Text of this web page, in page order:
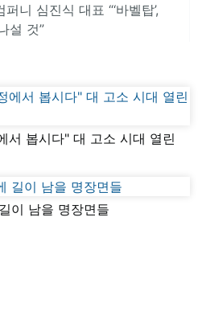
니 심진식 대표 “‘바벨탑’,
설 것”
서 봅시다" 대 고소 시대 열린
이 남을 명장면들